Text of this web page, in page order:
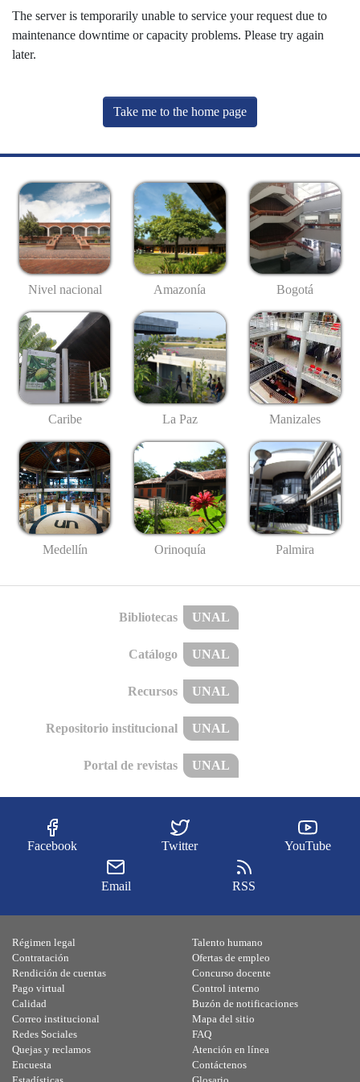
The server is temporarily unable to service your request due to
maintenance downtime or capacity problems. Please try again
later.
Take me to the home page
Nivel nacional Amazonía Bogotá
Caribe La Paz Manizales
Medellín Orinoquía Palmira
Bibliotecas UNAL
Catálogo UNAL
Recursos UNAL
Repositorio institucional UNAL
Portal de revistas UNAL
Facebook Twitter YouTube
Email RSS
Régimen legal
Contratación
Rendición de cuentas
Pago virtual
Calidad
Talento humano
Ofertas de empleo
Concurso docente
Control interno
Buzón de notificaciones
Correo institucional
Redes Sociales
Quejas y reclamos
Encuesta
Mapa del sitio
FAQ
Atención en línea
Contáctenos